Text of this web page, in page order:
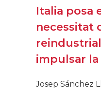
Italia posa
necessitat
impulsar
Josep Sánchez